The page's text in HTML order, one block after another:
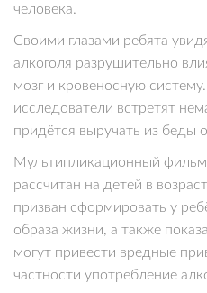
человека.
Своими глазами ребята
алкоголя разрушительно
мозг и кровеносную
исследователи встретят
придётся выручать из беды
Мультипликационный
рассчитан на детей в
призван сформировать у
образа жизни, а также
могут привести вредные
частности употребление